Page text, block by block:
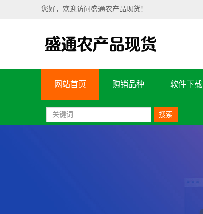
您好，欢迎访问盛通农产品现货！
网站首页 购销品种 软件下载
搜索